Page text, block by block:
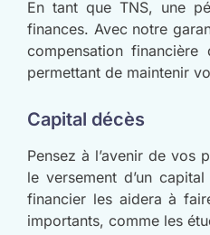
En tant que TNS, une
finances. Avec notre
compensation
permettant de maintenir
Capital décès
Pensez à l’avenir de vos
le versement d’un
financier les aidera à
importants, comme les